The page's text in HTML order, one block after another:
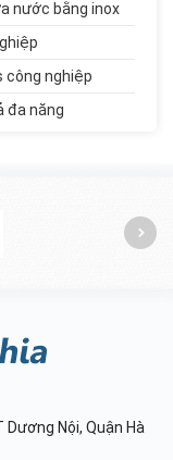
Góc...
nước bằng inox
công nghiệp
đa năng
Nội, Quận Hà